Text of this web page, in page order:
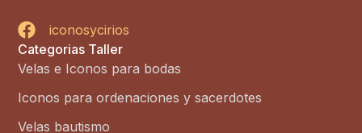
iconosycirios
Categorias Taller
Velas e Iconos para bodas
Iconos para ordenaciones y sacerdotes
Velas bautismo